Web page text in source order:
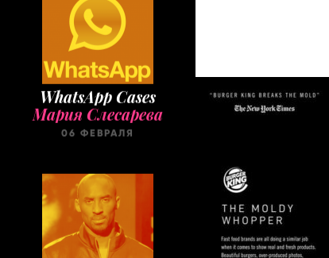
WhatsApp Cases
Мария Слесарева
06 ФЕВРАЛЯ